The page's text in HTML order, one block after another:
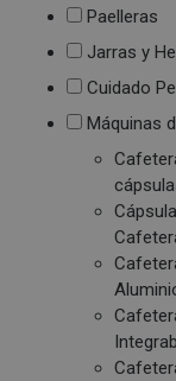
Paelleras
Jarras y
Cuidado
Máquinas